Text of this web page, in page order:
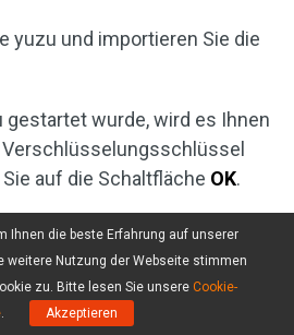
yuzu und importieren Sie die
gestartet wurde, wird es Ihnen
auf die Schaltfläche OK.
aufNein, wenn Sie gefragt
Nutzungsdaten freigeben
Ihnen die beste Erfahrung auf unserer
weitere Nutzung der Webseite stimmen
zu. Bitte lesen Sie unsere Cookie-
. Akzeptieren